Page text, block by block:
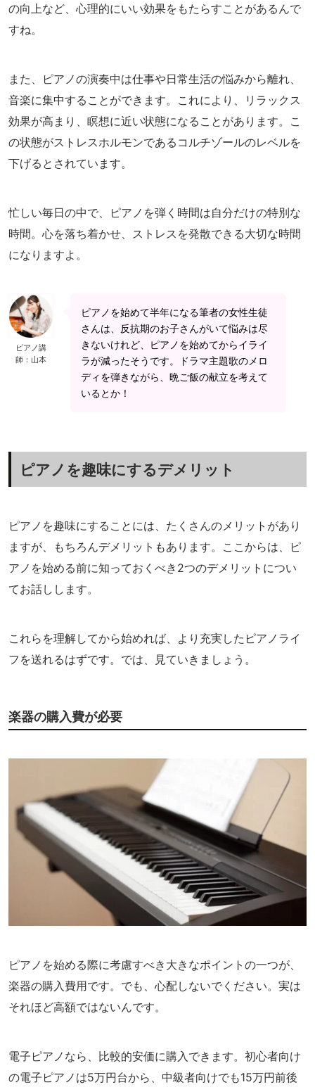
の向上など、心理的にいい効果をもたらすことがあるんで
すね。
また、ピアノの演奏中は仕事や日常生活の悩みから離れ、
音楽に集中することができます。これにより、リラックス
効果が高まり、瞑想に近い状態になることがあります。こ
の状態がストレスホルモンであるコルチゾールのレベルを
下げるとされています。
忙しい毎日の中で、ピアノを弾く時間は自分だけの特別な
時間。心を落ち着かせ、ストレスを発散できる大切な時間
になりますよ。
ピアノ講
師：山本
ピアノを始めて半年になる筆者の女性生徒
さんは、反抗期のお子さんがいて悩みは尽
きないけれど、ピアノを始めてからイライ
ラが減ったそうです。ドラマ主題歌のメロ
ディを弾きながら、晩ご飯の献立を考えて
いるとか！
ピアノを趣味にするデメリット
ピアノを趣味にすることには、たくさんのメリットがあり
ますが、もちろんデメリットもあります。ここからは、ピ
アノを始める前に知っておくべき2つのデメリットについ
てお話しします。
これらを理解してから始めれば、より充実したピアノライ
フを送れるはずです。では、見ていきましょう。
楽器の購入費が必要
ピアノを始める際に考慮すべき大きなポイントの一つが、
楽器の購入費用です。でも、心配しないでください。実は
それほど高額ではないんです。
電子ピアノなら、比較的安価に購入できます。初心者向け
の電子ピアノは5万円台から、中級者向けでも15万円前後